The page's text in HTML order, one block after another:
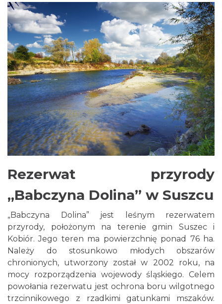
Rezerwat przyrody
„Babczyna Dolina” w Suszcu
„Babczyna Dolina” jest leśnym rezerwatem
przyrody, położonym na terenie gmin Suszec i
Kobiór. Jego teren ma powierzchnię ponad 76 ha.
Należy do stosunkowo młodych obszarów
chronionych, utworzony został w 2002 roku, na
mocy rozporządzenia wojewody śląskiego. Celem
powołania rezerwatu jest ochrona boru wilgotnego
trzcinnikowego z rzadkimi gatunkami mszaków.